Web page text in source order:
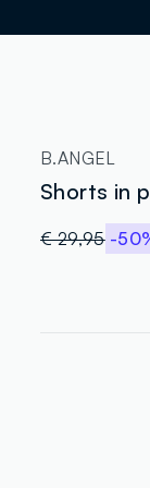
B.ANGEL
Shorts in
€ 29,95 -